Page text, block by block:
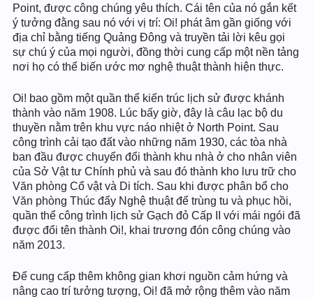
Point, được công chúng yêu thích. Cái tên của nó gắn kết
ý tưởng đằng sau nó với vị trí: Oi! phát âm gần giống với
địa chỉ bằng tiếng Quảng Đông và truyền tải lời kêu gọi
sự chú ý của mọi người, đồng thời cung cấp một nền tảng
nơi họ có thể biến ước mơ nghệ thuật thành hiện thực.
Oi! bao gồm một quần thể kiến trúc lịch sử được khánh
thành vào năm 1908. Lúc bấy giờ, đây là câu lạc bộ du
thuyền nằm trên khu vực náo nhiệt ở North Point. Sau
công trình cải tạo đất vào những năm 1930, các tòa nhà
ban đầu được chuyển đổi thành khu nhà ở cho nhân viên
của Sở Vật tư Chính phủ và sau đó thành kho lưu trữ cho
Văn phòng Cổ vật và Di tích. Sau khi được phân bổ cho
Văn phòng Thúc đẩy Nghệ thuật để trùng tu và phục hồi,
quần thể công trình lịch sử Gạch đỏ Cấp II với mái ngói đã
được đổi tên thành Oi!, khai trương đón công chúng vào
năm 2013.
Để cung cấp thêm không gian khơi nguồn cảm hứng và
nâng cao trí tưởng tượng, Oi! đã mở rộng thêm vào năm